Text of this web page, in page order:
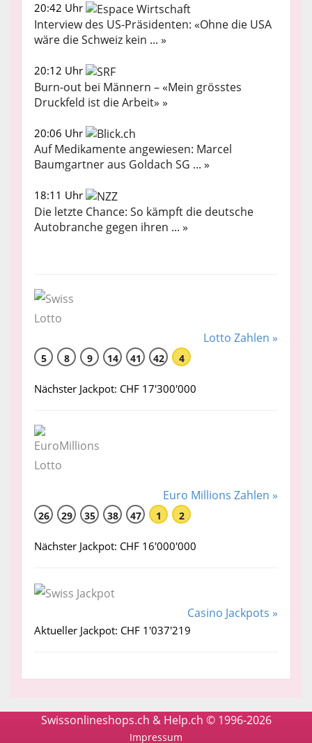
20:42 Uhr
Interview des US-Präsidenten: «Ohne die USA
wäre die Schweiz kein ... »
20:12 Uhr
Burn-out bei Männern – «Mein grösstes
Druckfeld ist die Arbeit» »
20:06 Uhr
Auf Medikamente angewiesen: Marcel
Baumgartner aus Goldach SG ... »
18:11 Uhr
Die letzte Chance: So kämpft die deutsche
Autobranche gegen ihren ... »
Lotto Zahlen »
5 8 9 14 41 42 4
Nächster Jackpot: CHF 17'300'000
Euro Millions Zahlen »
26 29 35 38 47 1 2
Nächster Jackpot: CHF 16'000'000
Casino Jackpots »
Aktueller Jackpot: CHF 1'037'219
Swissonlineshops.ch & Help.ch © 1996-2026
Impressum